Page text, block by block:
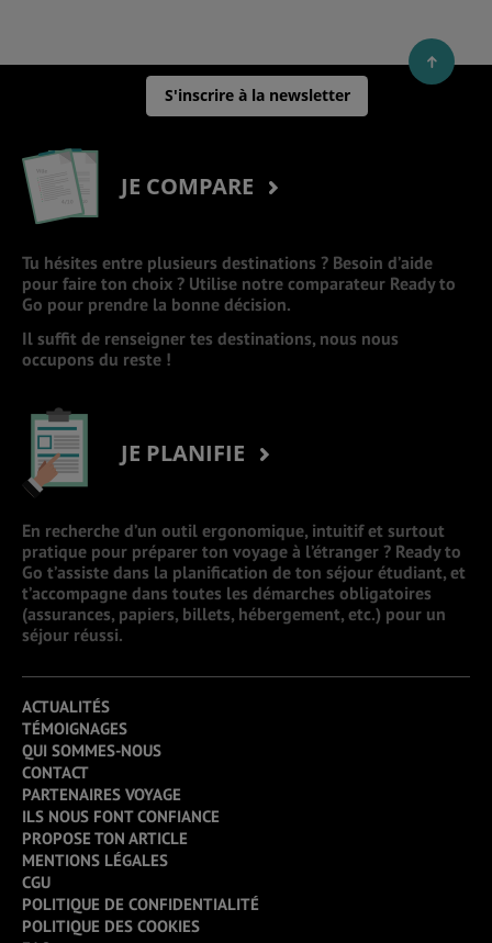
S'inscrire à la newsletter
JE COMPARE
Tu hésites entre plusieurs destinations ? Besoin d’aide
pour faire ton choix ? Utilise notre comparateur Ready to
Go pour prendre la bonne décision.
Il suffit de renseigner tes destinations, nous nous
occupons du reste !
JE PLANIFIE
En recherche d’un outil ergonomique, intuitif et surtout
pratique pour préparer ton voyage à l’étranger ? Ready to
Go t’assiste dans la planification de ton séjour étudiant, et
t’accompagne dans toutes les démarches obligatoires
(assurances, papiers, billets, hébergement, etc.) pour un
séjour réussi.
ACTUALITÉS
TÉMOIGNAGES
QUI SOMMES-NOUS
CONTACT
PARTENAIRES VOYAGE
ILS NOUS FONT CONFIANCE
PROPOSE TON ARTICLE
MENTIONS LÉGALES
CGU
POLITIQUE DE CONFIDENTIALITÉ
POLITIQUE DES COOKIES